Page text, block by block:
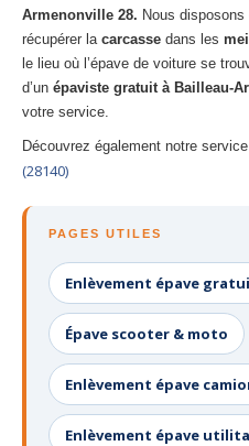
Armenonville 28. Nous
récupérer la carcasse dans les
le lieu où l’épave de voiture se
d’un épaviste gratuit à Bailleau-
votre service.
Découvrez également notre service
(28140)
PAGES UTILES
Enlèvement épave
Épave scooter & moto
Enlèvement épave
Enlèvement épave